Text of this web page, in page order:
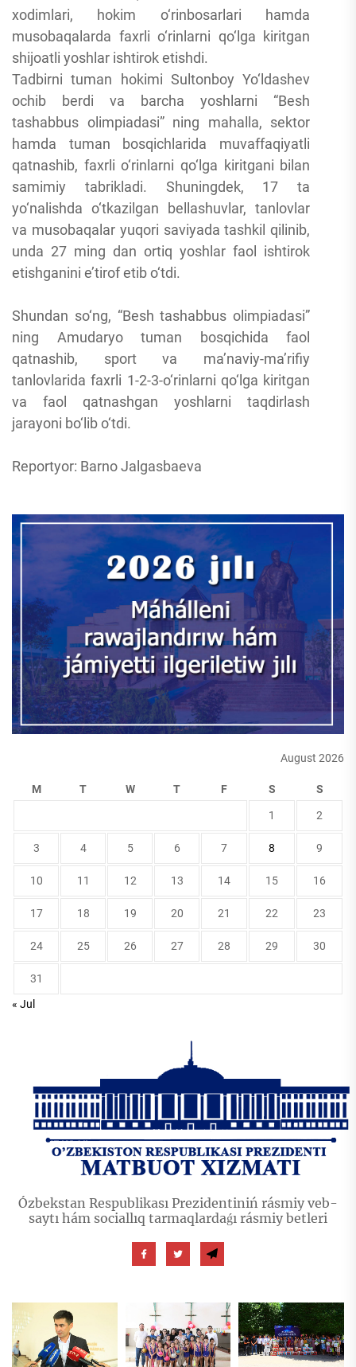
xodimlari, hokim o‘rinbosarlari hamda
musobaqalarda faxrli o‘rinlarni qo‘lga kiritgan
shijoatli yoshlar ishtirok etishdi.
Tadbirni tuman hokimi Sultonboy Yo‘ldashev
ochib berdi va barcha yoshlarni “Besh
tashabbus olimpiadasi” ning mahalla, sektor
hamda tuman bosqichlarida muvaffaqiyatli
qatnashib, faxrli o‘rinlarni qo‘lga kiritgani bilan
samimiy tabrikladi. Shuningdek, 17 ta
yo‘nalishda o‘tkazilgan bellashuvlar, tanlovlar
va musobaqalar yuqori saviyada tashkil qilinib,
unda 27 ming dan ortiq yoshlar faol ishtirok
etishganini e’tirof etib o‘tdi.
Shundan so‘ng, “Besh tashabbus olimpiadasi”
ning Amudaryo tuman bosqichida faol
qatnashib, sport va ma’naviy-ma’rifiy
tanlovlarida faxrli 1-2-3-o‘rinlarni qo‘lga kiritgan
va faol qatnashgan yoshlarni taqdirlash
jarayoni bo‘lib o‘tdi.
Reportyor: Barno Jalgasbaeva
August 2026
M T W T F S S
1 2
3 4 5 6 7 8 9
10 11 12 13 14 15 16
17 18 19 20 21 22 23
24 25 26 27 28 29 30
31
« Jul
Ózbekstan Respublikası Prezidentiniń rásmiy veb-
saytı hám sociallıq tarmaqlardaǵı rásmiy betleri